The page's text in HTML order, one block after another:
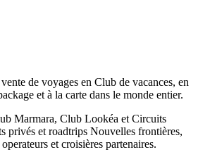
de voyages en Club de vacances, en
et à la carte dans le monde entier.
Marmara, Club Lookéa et Circuits
privés et roadtrips Nouvelles frontières,
et croisières partenaires.